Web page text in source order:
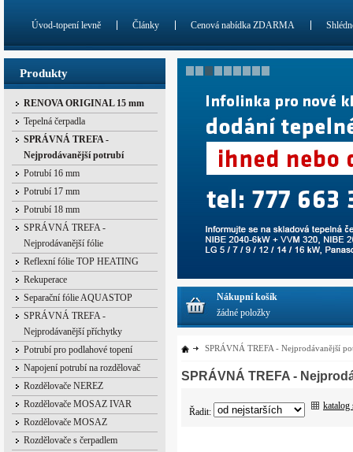
Produkty
RENOVA ORIGINAL 15 mm
Tepelná čerpadla
SPRÁVNÁ TREFA -
Nejprodávanější potrubí
Potrubí 16 mm
Potrubí 17 mm
Potrubí 18 mm
SPRÁVNÁ TREFA -
Nejprodávanější fólie
Reflexní fólie TOP HEATING
Rekuperace
Separační fólie AQUASTOP
SPRÁVNÁ TREFA -
Nejprodávanější příchytky
Potrubí pro podlahové topení
Napojení potrubí na rozdělovač
Rozdělovače NEREZ
Rozdělovače MOSAZ IVAR
Rozdělovače MOSAZ
Rozdělovače s čerpadlem
SPRÁVNÁ TREFA - Nejprodávanější
SPRÁVNÁ TREFA -
Řadit:
katalog
Úvod-topení levně Články Cenová nabídka ZDARMA
Nákupní košík
žádné položky